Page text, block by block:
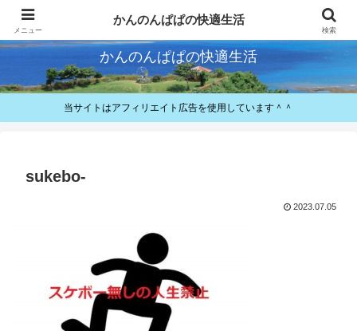
快適とお得が好きなパパのレビューと備忘録
かんのんぱぱの快適生活
当サイトはアフィリエイト広告を使用しています＾＾
sukebo-
2023.07.05
メニュー
かんのんぱぱの快適生活
検索